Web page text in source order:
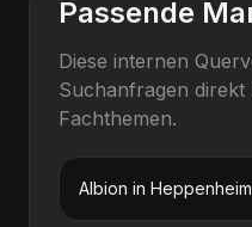
Passende
Diese internen
Suchanfragen direkt
Fachthemen.
Albion in Heppenheim